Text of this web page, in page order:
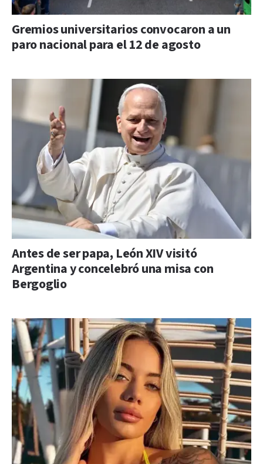
Gremios universitarios convocaron a un
paro nacional para el 12 de agosto
Antes de ser papa, León XIV visitó
Argentina y concelebró una misa con
Bergoglio